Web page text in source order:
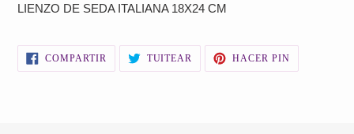
producto
tu
carrito
LIENZO DE SEDA ITALIANA 18X24 CM
COMPARTIR COMPARTIR
FACEBOOK
TUITEAR TUITEAR
TWITTER
HACER PINPINEAR
PINTEREST